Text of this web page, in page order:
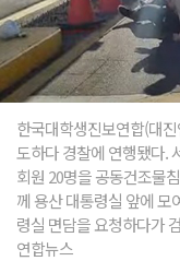
한국대학생진보연합(대
도하다 경찰에 연행됐다.
회원 20명을 공동건조물
께 용산 대통령실 앞에
령실 면담을 요청하다가
연합뉴스